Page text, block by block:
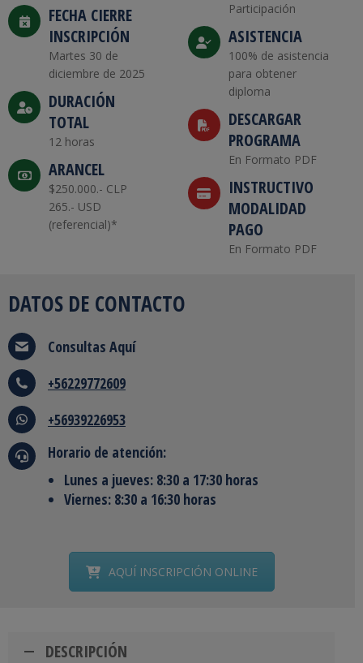
FECHA CIERRE
INSCRIPCIÓN
Martes 30 de
diciembre de 2025
DURACIÓN
TOTAL
12 horas
ARANCEL
$250.000.- CLP
265.- USD
(referencial)*
Participación
ASISTENCIA
100% de asistencia
para obtener
diploma
DESCARGAR
PROGRAMA
En Formato PDF
INSTRUCTIVO
MODALIDAD
PAGO
En Formato PDF
DATOS DE CONTACTO
Consultas Aquí
+56229772609
+56939226953
Horario de atención:
Lunes a jueves: 8:30 a 17:30 horas
Viernes: 8:30 a 16:30 horas
AQUÍ INSCRIPCIÓN ONLINE
DESCRIPCIÓN